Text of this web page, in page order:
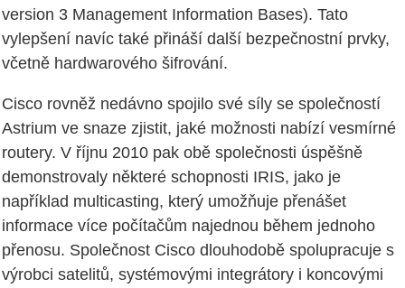
version 3 Management Information Bases). Tato
vylepšení navíc také přináší další bezpečnostní prvky,
včetně hardwarového šifrování.
Cisco rovněž nedávno spojilo své síly se společností
Astrium ve snaze zjistit, jaké možnosti nabízí vesmírné
routery. V říjnu 2010 pak obě společnosti úspěšně
demonstrovaly některé schopnosti IRIS, jako je
například multicasting, který umožňuje přenášet
informace více počítačům najednou během jednoho
přenosu. Společnost Cisco dlouhodobě spolupracuje s
výrobci satelitů, systémovými integrátory i koncovými